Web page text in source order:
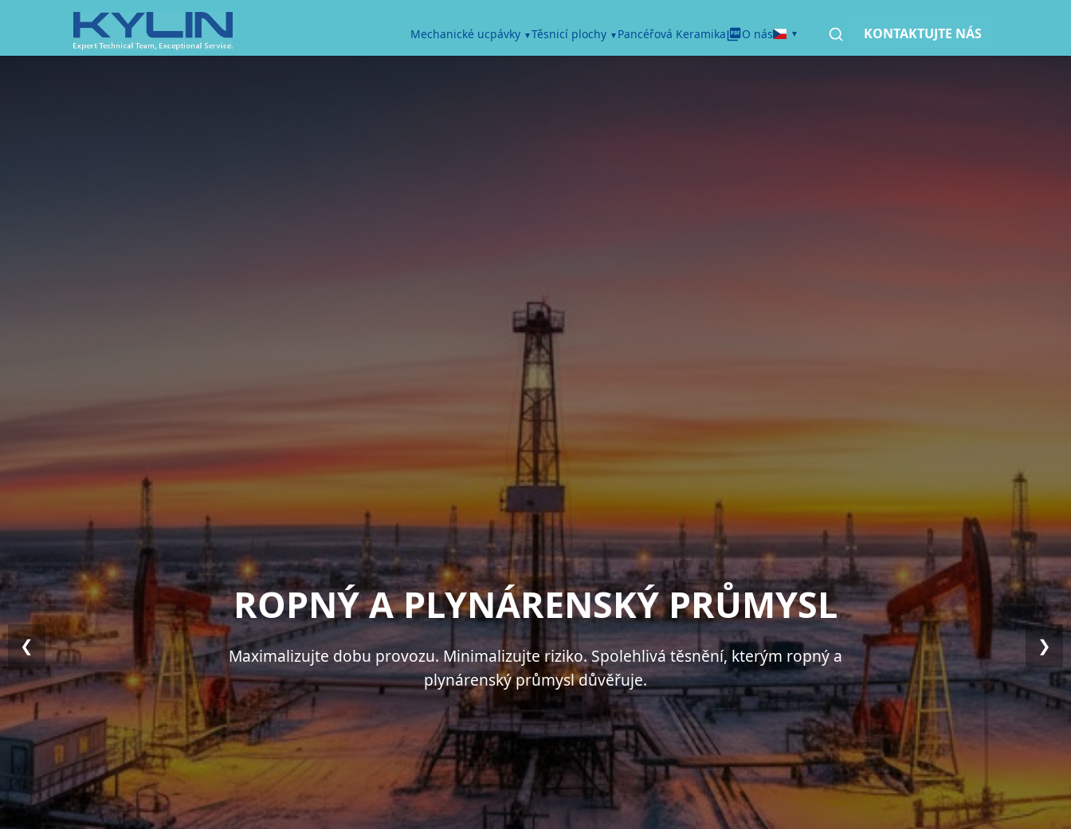
Mechanické ucpávky Těsnicí plochy Pancéřová Keramika O nás KONTAKTUJTE NÁS
CHEMICKÝ PRŮMYSL
Vzdorování korozi. Zvládání náročných podmínek. Špičkové těsnění podložené
hlubokými znalostmi procesů.
❮ ❯